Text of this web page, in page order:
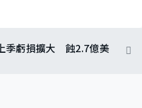
季虧損擴大 蝕2.7億美